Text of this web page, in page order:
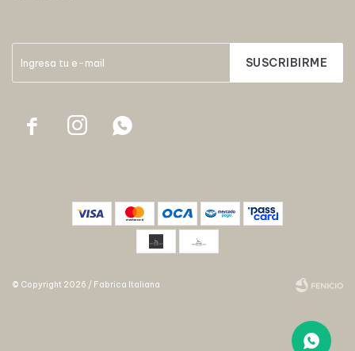
SUSCRIBIRME
  
© Copyright 2026 / Fabrica Italiana